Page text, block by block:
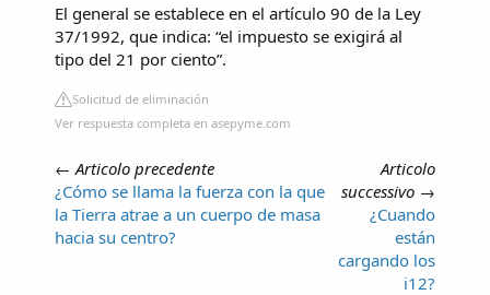
El general se establece en el artículo 90 de la Ley
37/1992, que indica: “el impuesto se exigirá al
tipo del 21 por ciento”.
Solicitud de eliminación
Ver respuesta completa en asepyme.com
← Articolo precedente
¿Cómo se llama la fuerza con la que
la Tierra atrae a un cuerpo de masa
hacia su centro?
Articolo
successivo →
¿Cuando
están
cargando los
i12?